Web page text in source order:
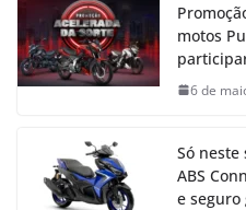
motos
6 de
Só neste
ABS
e seguro